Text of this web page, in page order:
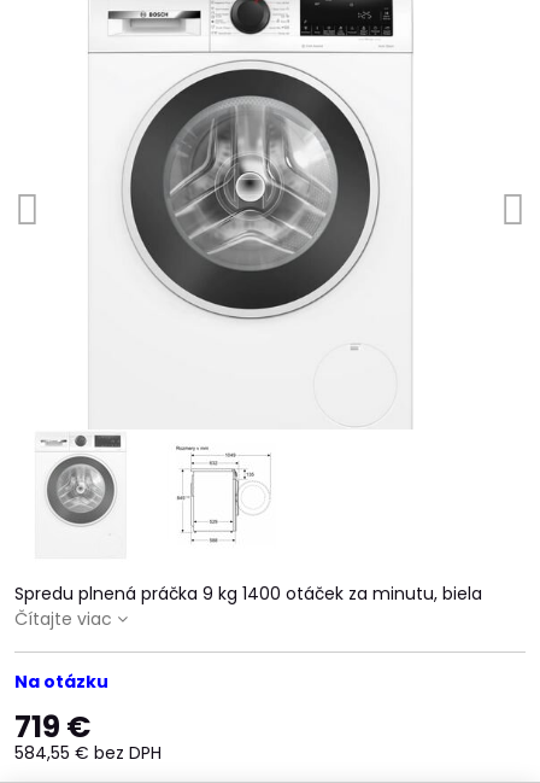
Spredu plnená práčka 9 kg 1400 otáček za minutu, biela
Čítajte viac
Na otázku
719 €
584,55 € bez DPH